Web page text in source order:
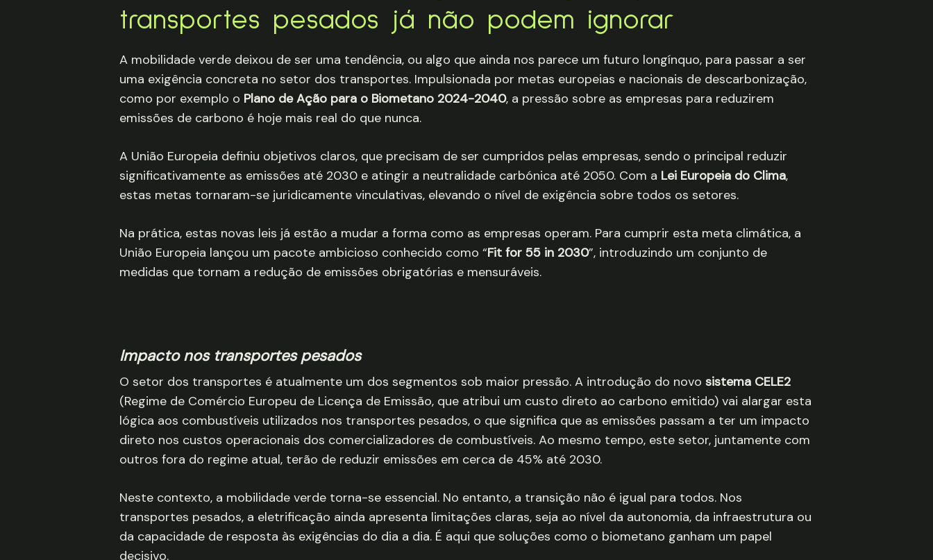
transportes pesados já não podem ignorar
A mobilidade verde deixou de ser uma tendência, ou algo que ainda nos parece um futuro longínquo, para passar a ser
uma exigência concreta no setor dos transportes. Impulsionada por metas europeias e nacionais de descarbonização,
como por exemplo o Plano de Ação para o Biometano 2024-2040, a pressão sobre as empresas para reduzirem
emissões de carbono é hoje mais real do que nunca.
A União Europeia definiu objetivos claros, que precisam de ser cumpridos pelas empresas, sendo o principal reduzir
significativamente as emissões até 2030 e atingir a neutralidade carbónica até 2050. Com a Lei Europeia do Clima,
estas metas tornaram-se juridicamente vinculativas, elevando o nível de exigência sobre todos os setores.
Na prática, estas novas leis já estão a mudar a forma como as empresas operam. Para cumprir esta meta climática, a
União Europeia lançou um pacote ambicioso conhecido como “Fit for 55 in 2030”, introduzindo um conjunto de
medidas que tornam a redução de emissões obrigatórias e mensuráveis.
Impacto nos transportes pesados
O setor dos transportes é atualmente um dos segmentos sob maior pressão. A introdução do novosistema CELE2
(Regime de Comércio Europeu de Licença de Emissão, que atribui um custo direto ao carbono emitido) vai alargar esta
lógica aos combustíveis utilizados nos transportes pesados, o que significa que as emissões passam a ter um impacto
direto nos custos operacionais dos comercializadores de combustíveis. Ao mesmo tempo, este setor, juntamente com
outros fora do regime atual, terão de reduzir emissões em cerca de 45% até 2030.
Neste contexto, a mobilidade verde torna-se essencial. No entanto, a transição não é igual para todos. Nos
transportes pesados, a eletrificação ainda apresenta limitações claras, seja ao nível da autonomia, da infraestrutura ou
da capacidade de resposta às exigências do dia a dia. É aqui que soluções como o biometano ganham um papel
decisivo.